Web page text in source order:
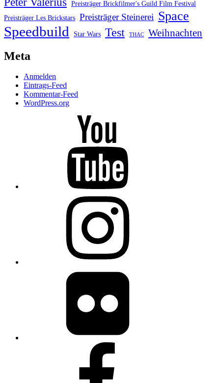
Preisträger Brickfilmer's Guild Film Festival
Preisträger Les Brickstars Preisträger Steinerei Space
Speedbuild Star Wars Test THAC Weihnachten
Meta
Anmelden
Eintrags-Feed
Kommentar-Feed
WordPress.org